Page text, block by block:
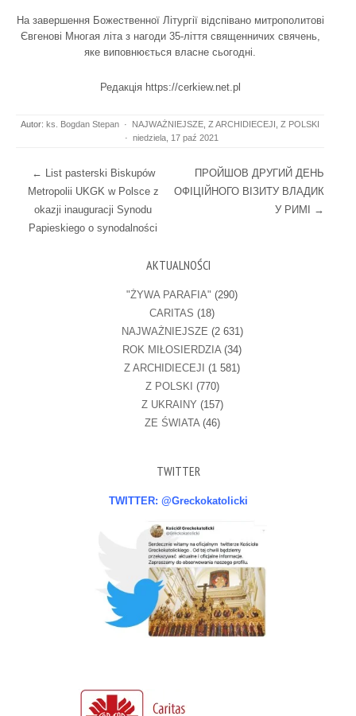
На завершення Божественної Літургії відспівано митрополитові
Євгенові Многая літа з нагоди 35-ліття священничих свячень,
яке виповнюється власне сьогодні.
Редакція https://cerkiew.net.pl
Autor: ks. Bogdan Stepan · NAJWAŻNIEJSZE Z ARCHIDIECEJI Z POLSKI
· niedziela, 17 paź 2021
Post navigation
← List pasterski Biskupów
Metropolii UKGK w Polsce z
okazji inauguracji Synodu
Papieskiego o synodalności
ПРОЙШОВ ДРУГИЙ ДЕНЬ
ОФІЦІЙНОГО ВІЗИТУ ВЛАДИК
У РИМІ →
AKTUALNOŚCI
"ŻYWA PARAFIA" (290)
CARITAS (18)
NAJWAŻNIEJSZE (2 631)
ROK MIŁOSIERDZIA (34)
Z ARCHIDIECEJI (1 581)
Z POLSKI (770)
Z UKRAINY (157)
ZE ŚWIATA(46)
TWITTER
TWITTER: @Greckokatolicki